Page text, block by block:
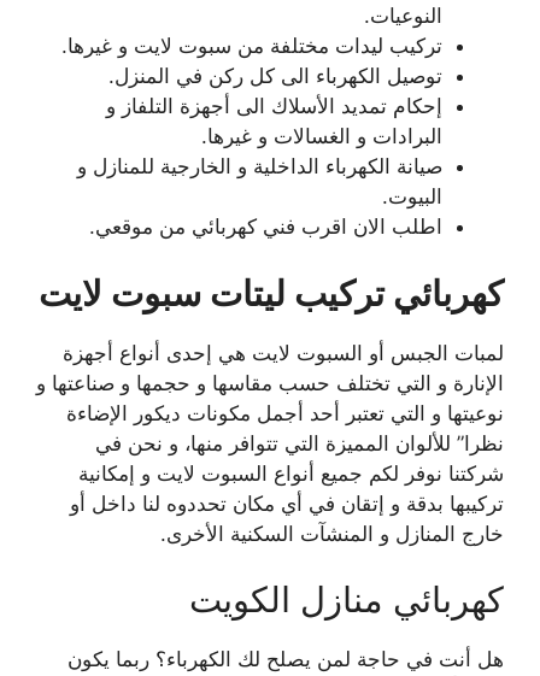
النوعيات.
تركيب ليدات مختلفة من سبوت لايت و غيرها.
توصيل الكهرباء الى كل ركن في المنزل.
إحكام تمديد الأسلاك الى أجهزة التلفاز و
البرادات و الغسالات و غيرها.
صيانة الكهرباء الداخلية و الخارجية للمنازل و
البيوت.
اطلب الان اقرب فني كهربائي من موقعي.
كهربائي تركيب ليتات سبوت لايت
لمبات الجبس أو السبوت لايت هي إحدى أنواع أجهزة
الإنارة و التي تختلف حسب مقاسها و حجمها و صناعتها و
نوعيتها و التي تعتبر أحد أجمل مكونات ديكور الإضاءة
نظرا” للألوان المميزة التي تتوافر منها، و نحن في
شركتنا نوفر لكم جميع أنواع السبوت لايت و إمكانية
تركيبها بدقة و إتقان في أي مكان تحددوه لنا داخل أو
خارج المنازل و المنشآت السكنية الأخرى.
كهربائي منازل الكويت
هل أنت في حاجة لمن يصلح لك الكهرباء؟ ربما يكون